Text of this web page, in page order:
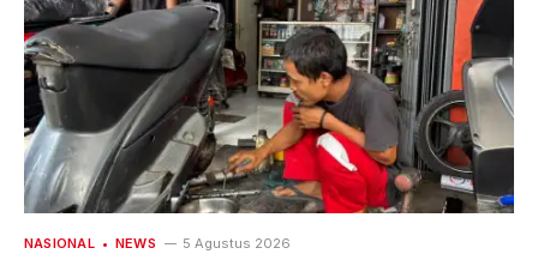
NASIONAL NEWS 5 Agustus 2026